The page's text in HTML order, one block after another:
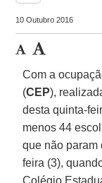
10 Outubro 2016
Com a
(CEP),
desta quinta-
menos 44
que não param
feira (3),
Colégio